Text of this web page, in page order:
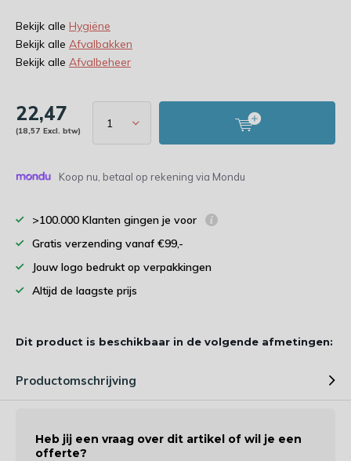
Bekijk alle Hygiëne
Bekijk alle Afvalbakken
Bekijk alle Afvalbeheer
22,47
(18,57 Excl. btw)
Koop nu, betaal op rekening via Mondu
>100.000 Klanten gingen je voor
Gratis verzending vanaf €99,-
Jouw logo bedrukt op verpakkingen
Altijd de laagste prijs
Dit product is beschikbaar in de volgende afmetingen:
Productomschrijving
Heb jij een vraag over dit artikel of wil je een
offerte?